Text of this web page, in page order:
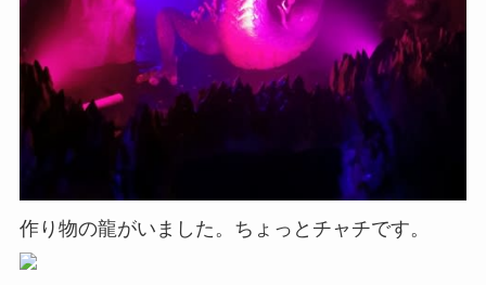
作り物の龍がいました。ちょっとチャチです。